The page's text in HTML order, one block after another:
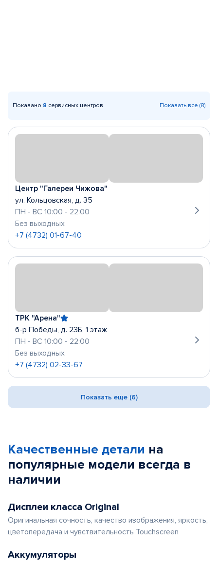
Показано 8 сервисных центров Показать все (8)
Центр "Галереи Чижова"
ул. Кольцовская, д. 35
ПН - ВС 10:00 - 22:00
Без выходных
+7 (4732) 01-67-40
ТРК "Арена"
б-р Победы, д. 23Б, 1 этаж
ПН - ВС 10:00 - 22:00
Без выходных
+7 (4732) 02-33-67
Показать еще (6)
Качественные детали на
популярные модели всегда в
наличии
Дисплеи класса Original
Оригинальная сочность, качество изображения, яркость,
цветопередача и чувствительность Touchscreen
Аккумуляторы